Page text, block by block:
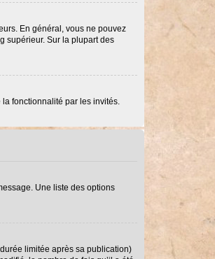
En général, vous ne pouvez
supérieur. Sur la plupart des
fonctionnalité par les invités.
Une liste des options
limitée après sa publication)